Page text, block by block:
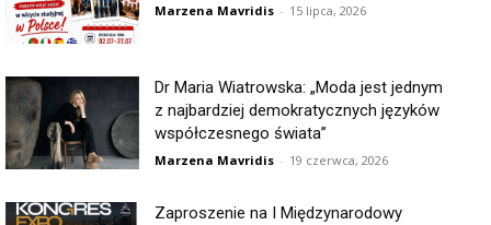
Marzena Mavridis - 15 lipca, 2026
Dr Maria Wiatrowska: „Moda jest jednym
z najbardziej demokratycznych języków
współczesnego świata”
Marzena Mavridis - 19 czerwca, 2026
Zaproszenie na I Międzynarodowy